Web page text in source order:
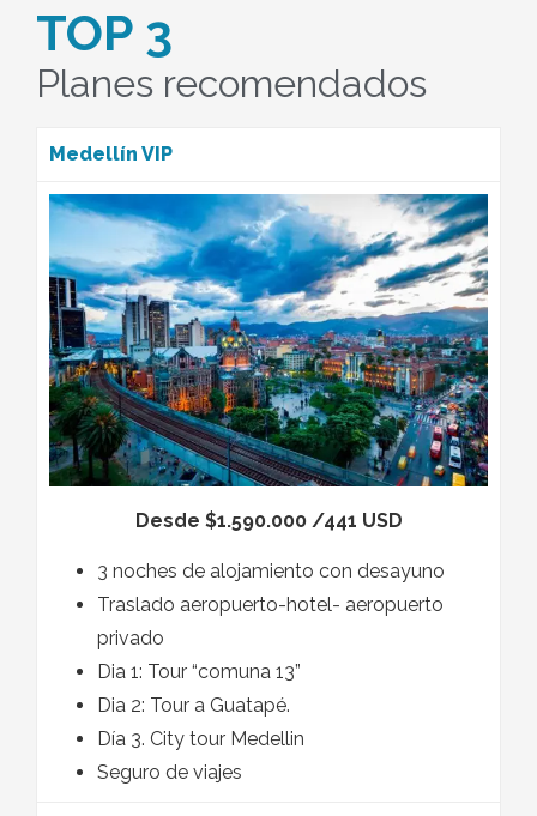
TOP 3
Planes recomendados
Medellín VIP
Desde $1.590.000 /441 USD
3 noches de alojamiento con desayuno
Traslado aeropuerto-hotel- aeropuerto
privado
Dia 1: Tour “comuna 13”
Dia 2: Tour a Guatapé.
Día 3. City tour Medellin
Seguro de viajes